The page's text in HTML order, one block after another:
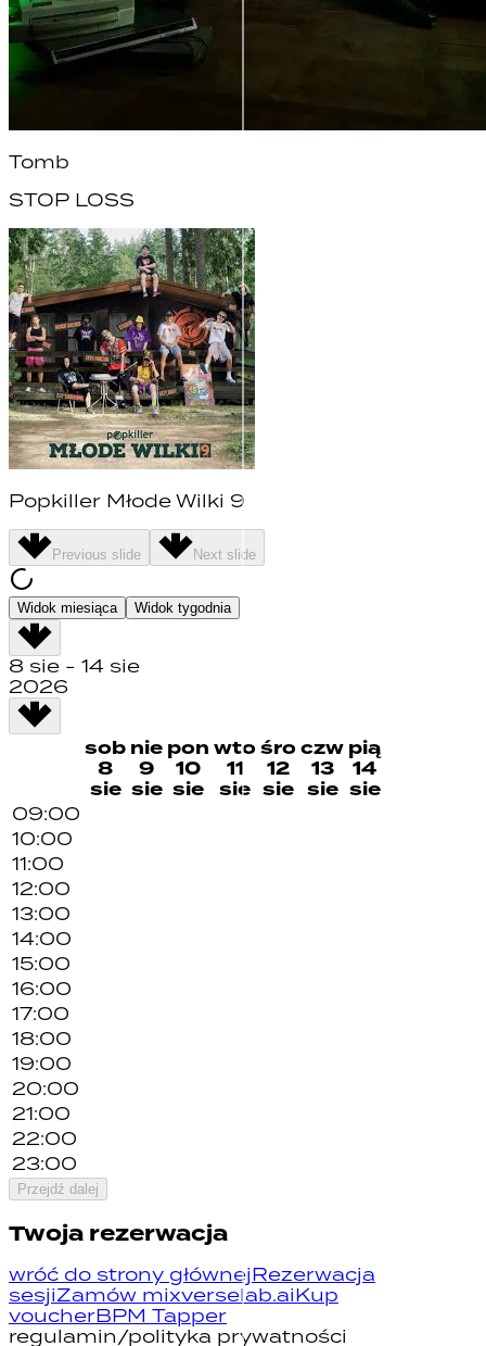
Tomb
STOP LOSS
Popkiller Młode Wilki 9
Previous slide Next slide
Widok miesiąca Widok tygodnia
8 sie - 14 sie
2026
sob
8
sie
nie
9
sie
pon
10
sie
wto
11
sie
śro
12
sie
czw
13
sie
pią
14
sie
09:00
10:00
11:00
12:00
13:00
14:00
15:00
16:00
17:00
18:00
19:00
20:00
21:00
22:00
23:00
Przejdź dalej
Twoja rezerwacja
wróć do strony głównej Rezerwacja
sesjiZamów mixverselab.ai Kup
voucherBPM Tapper
regulamin /polityka prywatności